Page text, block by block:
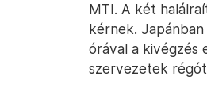
MTI. A két
kérnek.
órával a kivégzés
szervezetek